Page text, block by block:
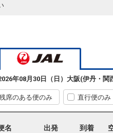
年08月30日（日） 大阪(伊丹・関
席のある便のみ 直行便のみ
名 出発 到着